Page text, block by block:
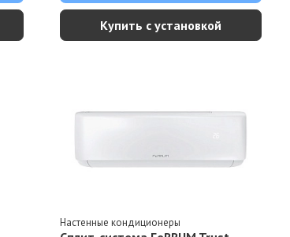
Купить с установкой
Настенные кондиционеры